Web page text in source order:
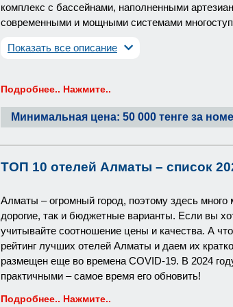
комплекс с бассейнами, наполненными
современными и мощными системами
Показать все описание
Подробнее.. Нажмите..
Минимальная цена: 50 000 тенге за
ТОП 10 отелей Алматы – список
Алматы – огромный город, поэтому здесь
дорогие, так и бюджетные варианты. Если вы
учитывайте соотношение цены и качества. А
рейтинг лучших отелей Алматы и даем их
размещен еще во времена COVID-19. В 2024
практичными – самое время его обновить!
Подробнее.. Нажмите..